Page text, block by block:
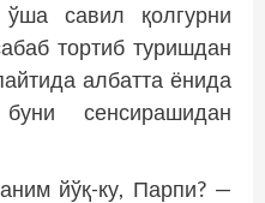
савил қолгурни
тортиб туришдан
албатта ёнида
сенсирашидан
йўқ-ку, Парпи? —